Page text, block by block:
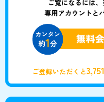
ご登録いただくと3,751